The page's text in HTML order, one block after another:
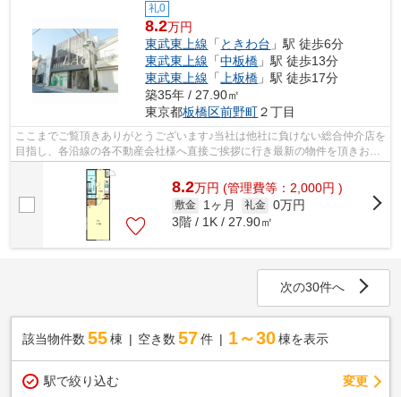
礼0
8.2万円
東武東上線 「 ときわ台 」駅 徒歩6分
東武東上線 「中板橋 」駅 徒歩13分
東武東上線 「 上板橋 」駅 徒歩17分
築35年 / 27.90㎡
東京都板橋区前野町２丁目
ここまでご覧頂きありがとうございます♪当社は他社に負けない総合仲介店を
目指し、各沿線の各不動産会社様へ直接ご挨拶に行き最新の物件を頂きお客
様へ提供しております！最新の情報は...
8.2万円 (管理費等：2,000円 )
敷金 1ヶ月 礼金 0万円
3階 / 1K / 27.90㎡
次の30件へ
該当物件数 55棟 空き数 57 件 1～30 棟を表示
駅で絞り込む 変更